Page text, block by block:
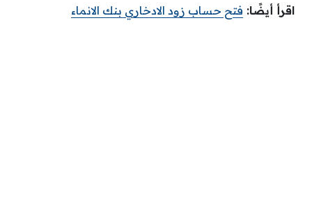
اقرأ أيضًا: فتح حساب زود الادخاري بنك الانماء